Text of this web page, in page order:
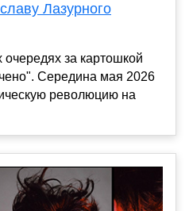
Лазурного
очередях за картошкой
Середина мая 2026
революцию на